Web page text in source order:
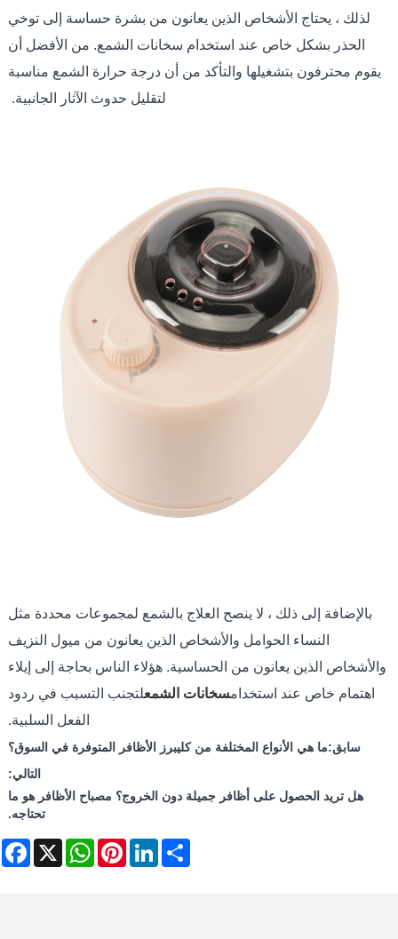
لذلك ، يحتاج الأشخاص الذين يعانون من بشرة حساسة إلى توخي
الحذر بشكل خاص عند استخدام سخانات الشمع. من الأفضل أن
يقوم محترفون بتشغيلها والتأكد من أن درجة حرارة الشمع مناسبة
لتقليل حدوث الآثار الجانبية.
بالإضافة إلى ذلك ، لا ينصح العلاج بالشمع لمجموعات محددة مثل
النساء الحوامل والأشخاص الذين يعانون من ميول النزيف
والأشخاص الذين يعانون من الحساسية. هؤلاء الناس بحاجة إلى إيلاء
اهتمام خاص عند استخدامسخانات الشمعلتجنب التسبب في ردود
الفعل السلبية.
سابق:ما هي الأنواع المختلفة من كليبرز الأظافر المتوفرة في السوق؟
التالي:
هل تريد الحصول على أظافر جميلة دون الخروج؟ مصباح الأظافر هو ما
تحتاجه.
X
WhatsAppPinterestLinkedInShare